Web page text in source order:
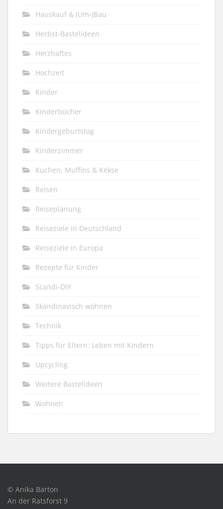
Hauskauf & (Um-)Bau
Herbst-Bastelideen
Herzhaftes
Hochzeit
Kinder
Kinderbücher
Kindergeburtstag
Kinderzimmer
Kuchen, Muffins & Kekse
Reisen
Reiseplanung
Reiseziele in Deutschland
Reiseziele in Europa
Rezepte für Kinder
Scandi-DIY
Skandinavisch wohnen
Technik
Tipps für Eltern: Leben mit Kindern
Upcycling
Weitere Bastelideen
Wohnen
© Anika Barton
An der Ratsforst 9